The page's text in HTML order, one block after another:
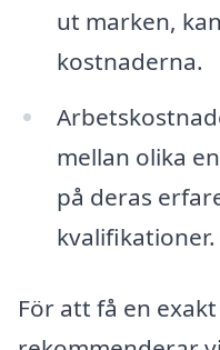
ut marken,
kostnaderna.
mellan olika
på deras
kvalifikationer.
För att få en